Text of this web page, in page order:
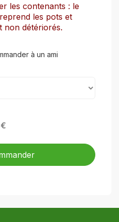
les contenants : le
les pots et
non détériorés.
à un ami